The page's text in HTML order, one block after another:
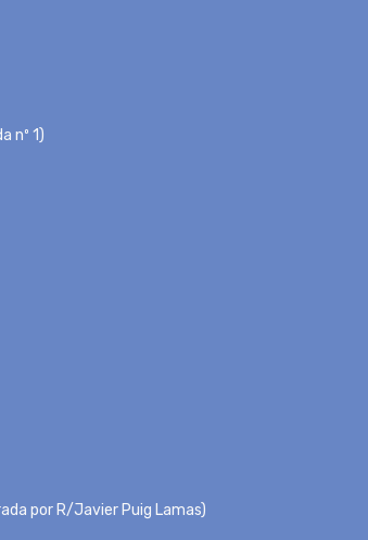
nº 1)
por R/Javier Puig Lamas)